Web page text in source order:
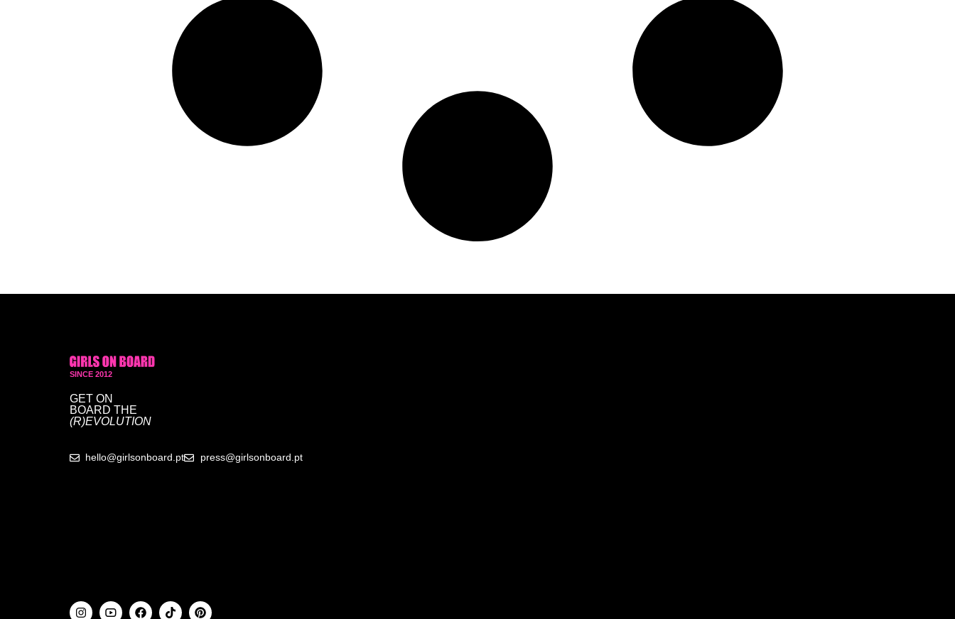
SINCE 2012
GET ON
BOARD THE
(R)EVOLUTION
hello@girlsonboard.pt press@girlsonboard.pt